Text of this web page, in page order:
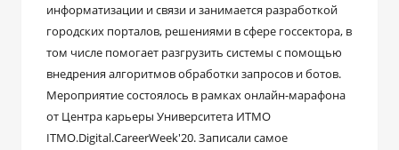
информатизации и связи и занимается разработкой
городских порталов, решениями в сфере госсектора, в
том числе помогает разгрузить системы с помощью
внедрения алгоритмов обработки запросов и ботов.
Мероприятие состоялось в рамках онлайн-марафона
от Центра карьеры Университета ИТМО
ITMO.Digital.CareerWeek'20. Записали самое